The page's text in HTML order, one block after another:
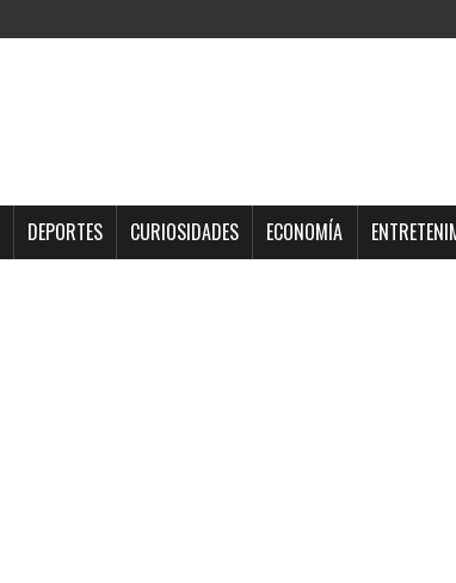
DEPORTES CURIOSIDADES ECONOMÍA